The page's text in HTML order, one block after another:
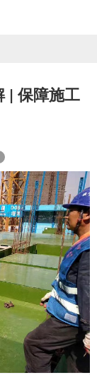
| 保障施工